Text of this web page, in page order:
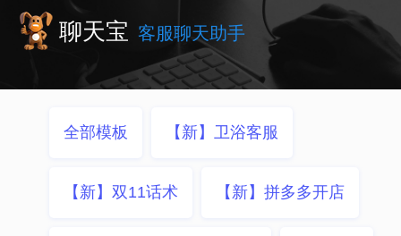
聊天宝 客服聊天助手
全部模板 【新】卫浴客服
【新】双11话术 【新】拼多多开店